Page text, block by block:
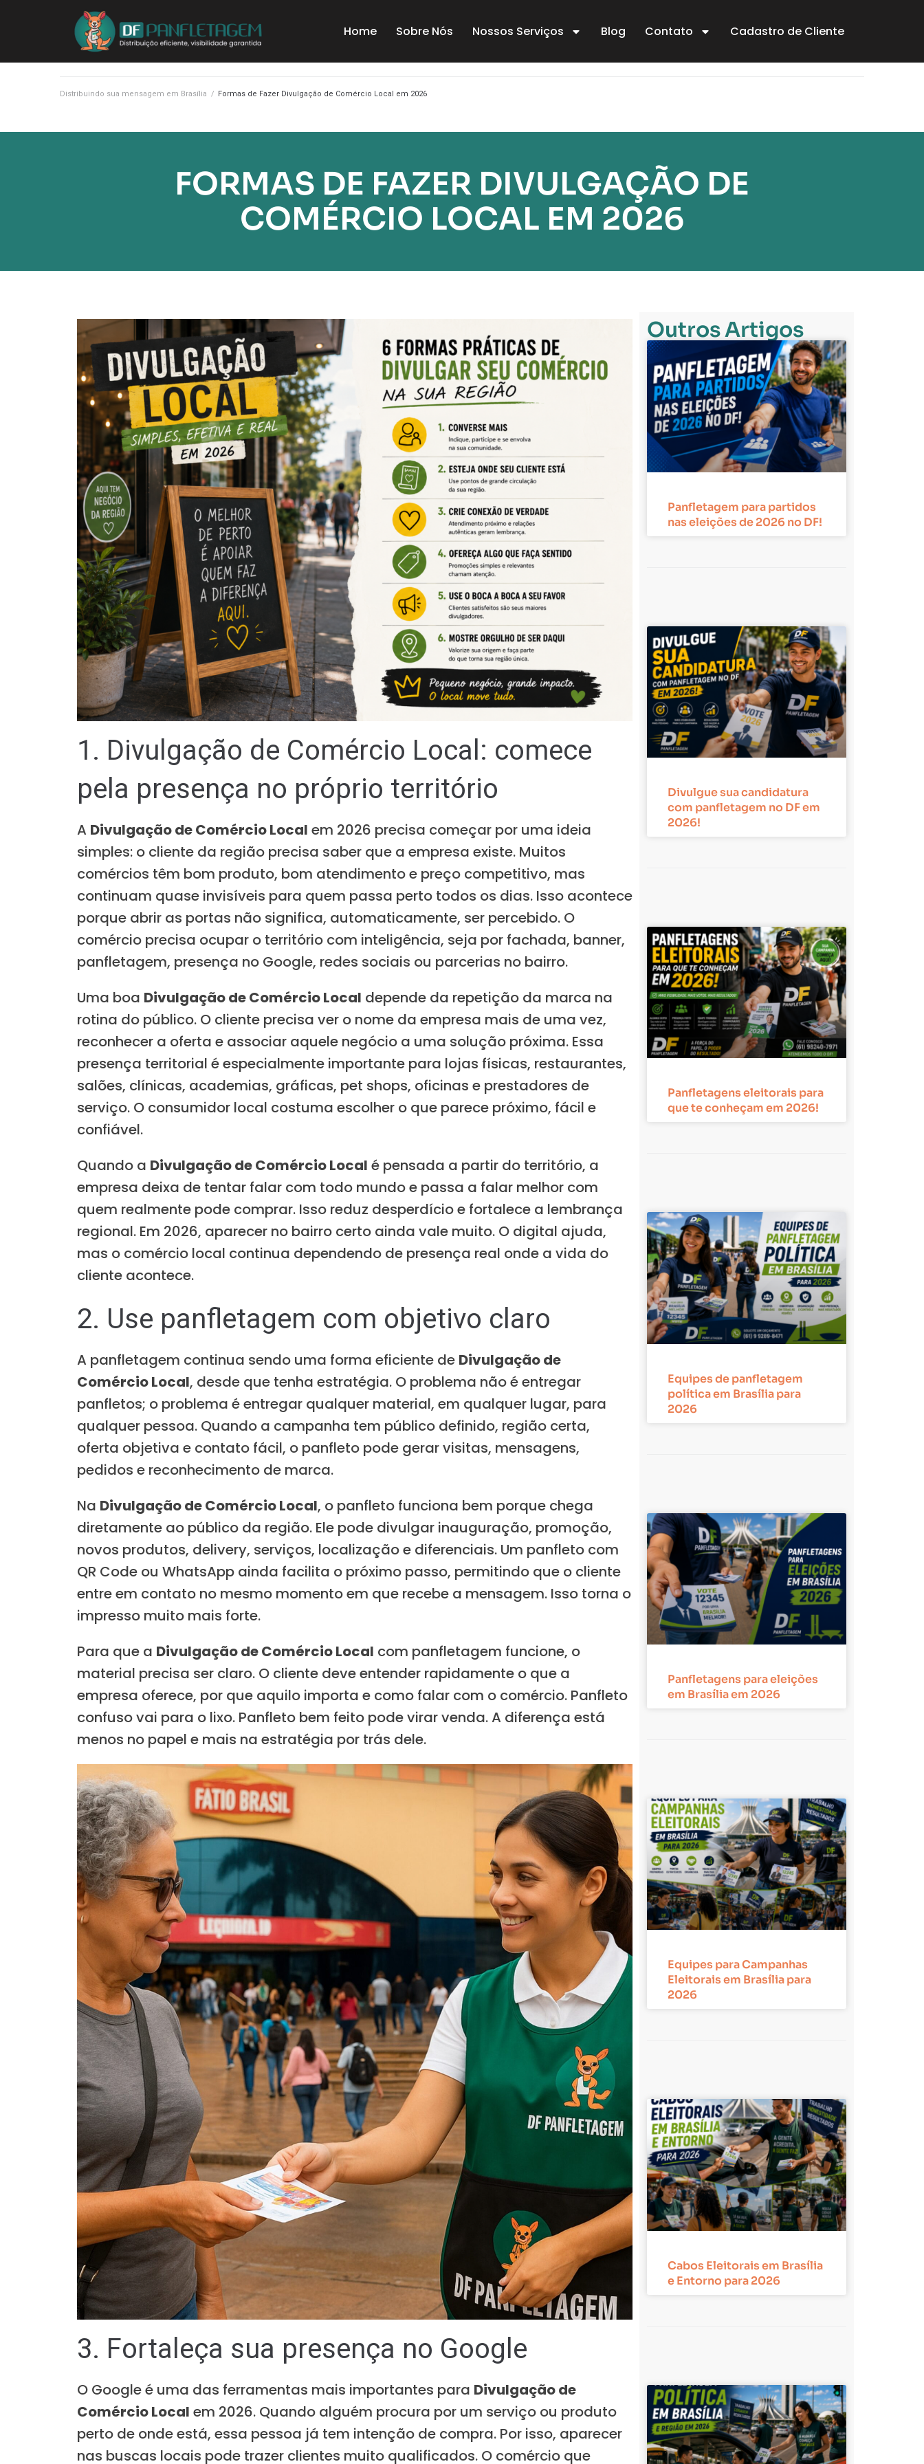
Home Sobre Nós Nossos Serviços Blog Contato Cadastro de Cliente
Distribuindo sua mensagem em Brasília / Formas de Fazer Divulgação de Comércio Local em 2026
FORMAS DE FAZER DIVULGAÇÃO DE
COMÉRCIO LOCAL EM 2026
1. Divulgação de Comércio Local: comece
pela presença no próprio território
A Divulgação de Comércio Local em 2026 precisa começar por uma ideia
simples: o cliente da região precisa saber que a empresa existe. Muitos
comércios têm bom produto, bom atendimento e preço competitivo, mas
continuam quase invisíveis para quem passa perto todos os dias. Isso acontece
porque abrir as portas não significa, automaticamente, ser percebido. O
comércio precisa ocupar o território com inteligência, seja por fachada, banner,
panfletagem, presença no Google, redes sociais ou parcerias no bairro.
Uma boa Divulgação de Comércio Local depende da repetição da marca na
rotina do público. O cliente precisa ver o nome da empresa mais de uma vez,
reconhecer a oferta e associar aquele negócio a uma solução próxima. Essa
presença territorial é especialmente importante para lojas físicas, restaurantes,
salões, clínicas, academias, gráficas, pet shops, oficinas e prestadores de
serviço. O consumidor local costuma escolher o que parece próximo, fácil e
confiável.
Quando a Divulgação de Comércio Local é pensada a partir do território, a
empresa deixa de tentar falar com todo mundo e passa a falar melhor com
quem realmente pode comprar. Isso reduz desperdício e fortalece a lembrança
regional. Em 2026, aparecer no bairro certo ainda vale muito. O digital ajuda,
mas o comércio local continua dependendo de presença real onde a vida do
cliente acontece.
2. Use panfletagem com objetivo claro
A panfletagem continua sendo uma forma eficiente de Divulgação de
Comércio Local, desde que tenha estratégia. O problema não é entregar
panfletos; o problema é entregar qualquer material, em qualquer lugar, para
qualquer pessoa. Quando a campanha tem público definido, região certa,
oferta objetiva e contato fácil, o panfleto pode gerar visitas, mensagens,
pedidos e reconhecimento de marca.
Na Divulgação de Comércio Local, o panfleto funciona bem porque chega
diretamente ao público da região. Ele pode divulgar inauguração, promoção,
novos produtos, delivery, serviços, localização e diferenciais. Um panfleto com
QR Code ou WhatsApp ainda facilita o próximo passo, permitindo que o cliente
entre em contato no mesmo momento em que recebe a mensagem. Isso torna o
impresso muito mais forte.
Para que a Divulgação de Comércio Local com panfletagem funcione, o
material precisa ser claro. O cliente deve entender rapidamente o que a
empresa oferece, por que aquilo importa e como falar com o comércio. Panfleto
confuso vai para o lixo. Panfleto bem feito pode virar venda. A diferença está
menos no papel e mais na estratégia por trás dele.
3. Fortaleça sua presença no Google
O Google é uma das ferramentas mais importantes para Divulgação de
Comércio Local em 2026. Quando alguém procura por um serviço ou produto
perto de onde está, essa pessoa já tem intenção de compra. Por isso, aparecer
nas buscas locais pode trazer clientes muito qualificados. O comércio que
Outros Artigos
Panfletagem para partidos
nas eleições de 2026 no DF!
Divulgue sua candidatura
com panfletagem no DF em
2026!
Panfletagens eleitorais para
que te conheçam em 2026!
Equipes de panfletagem
política em Brasília para
2026
Panfletagens para eleições
em Brasília em 2026
Equipes para Campanhas
Eleitorais em Brasília para
2026
Cabos Eleitorais em Brasília
e Entorno para 2026